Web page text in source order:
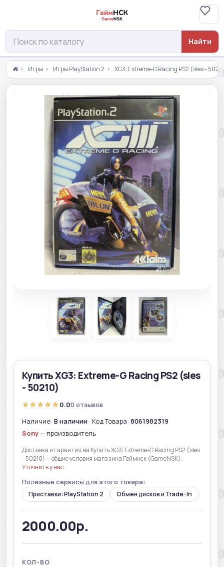
Найти
Игры Игры PlayStation 2 XG3: Extreme-G Racing PS2 (sles -
Купить XG3: Extreme-G Racing PS2 (sles
- 50210)
☆☆☆☆☆ 0.00 отзывов
Наличие: В наличии · Код Товара: 8061982319
Sony— производитель
Доставка и гарантия на Купить XG3: Extreme-G Racing PS2 (sles
- 50210) — общие условия магазина Геймнск (GameNSK).
Уточнить у нас.
Полезные сервисы для этого товара:
Приставки: PlayStation 2 Обмен дисков и Trade-In
2000.00р.
КОЛ-ВО